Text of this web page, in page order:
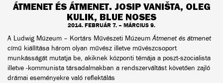
ÁTMENET ÉS ÁTMENET. JOSIP VANIŠTA, OLEG
KULIK, BLUE NOSES
2014. FEBRUÁR 7. – MÁRCIUS 9.
A Ludwig Múzeum – Kortárs Művészeti MúzeumÁtmenet és átmenet
című kiállítása három olyan művész illetve művészcsoport
munkásságát mutatja be, akiknek központi témája a poszt-szocialista
illetve -kommunista társadalmakban a rendszerváltást követően zajló
drámai eseményekre való reflektálás